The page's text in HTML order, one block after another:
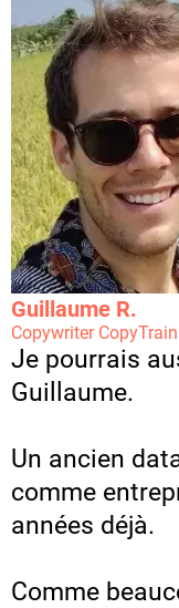
Guillaume R.
Copywriter
Je pourrais
Guillaume.
Un ancien
comme
années déjà.
Comme